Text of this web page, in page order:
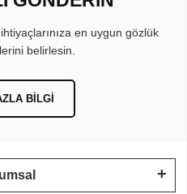
en uygun gözlük
belirlesin.
BILGI